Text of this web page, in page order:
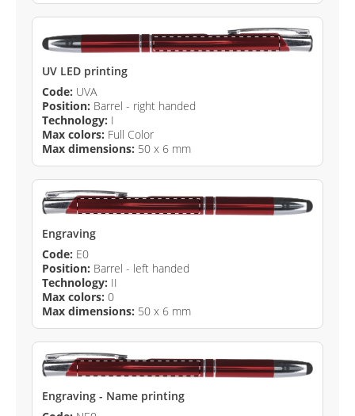
UV LED printing
Code: UVA
Position: Barrel - right handed
Technology: I
Max colors: Full Color
Max dimensions: 50 x 6 mm
Engraving
Code: E0
Position: Barrel - left handed
Technology: II
Max colors: 0
Max dimensions: 50 x 6 mm
Engraving - Name printing